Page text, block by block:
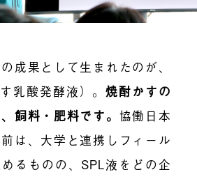
成果として生まれたのが、
乳酸発酵液）。焼酎かすの
飼料・肥料です。 協働日本
は、大学と連携しフィール
るものの、SPL液をどの企